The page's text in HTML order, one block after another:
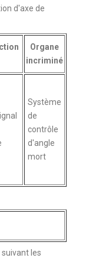
d'axe de
Organe
incriminé
Système
de
contrôle
d'angle
mort
les